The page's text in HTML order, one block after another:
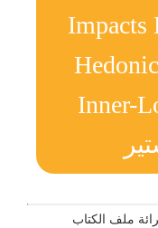
Impacts
Inner-
ملف الكتاب